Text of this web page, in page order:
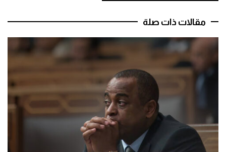
مقالات ذات صلة